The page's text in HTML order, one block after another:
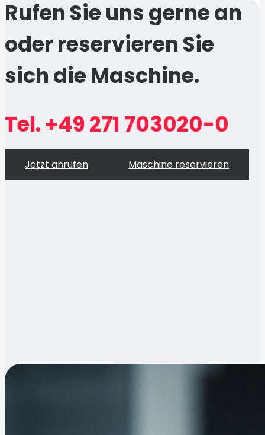
Rufen Sie uns gerne an
oder reservieren Sie
sich die Maschine.
Tel. +49 271 703020-0
Jetzt anrufen Maschine reservieren